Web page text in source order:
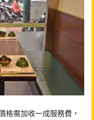
格需加收一成服務費，